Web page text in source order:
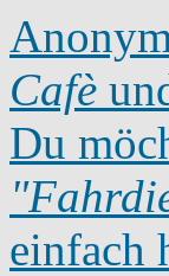
Cafè
Du
einfach